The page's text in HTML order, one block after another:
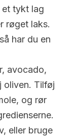
et tykt lag
røget laks.
har du en
avocado,
oliven. Tilføj
og rør
eller bruge